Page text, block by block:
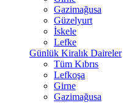
Gazimağusa
Güzelyurt
İskele
Lefke
Günlük Kiralık Daireler
Tüm Kıbrıs
Lefkoşa
Girne
Gazimağusa